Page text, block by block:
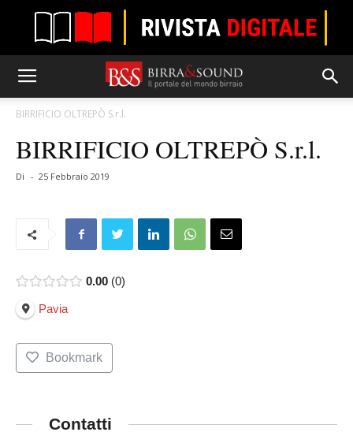
BIRRIFICIO OLTREPÒ S.r.l.
BIRRIFICIO OLTREPÒ S.r.l.
Di - 25 Febbraio 2019
0.00 0
Pavia
Bookmark
Contatti